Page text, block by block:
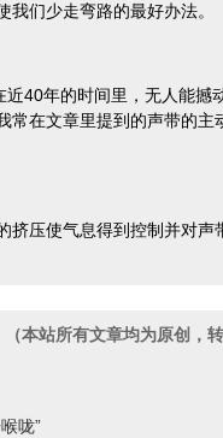
们少走弯路的最好办法。
近40年的时间里，无人能
常在文章里提到的声带的
挤压使气息得到控制并对
（本站所有文章均为原创，
咙”